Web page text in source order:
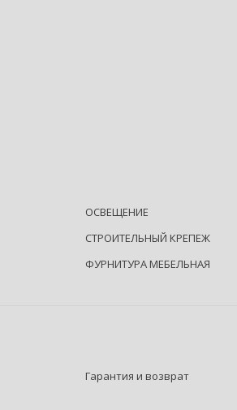
ОСВЕЩЕНИЕ
СТРОИТЕЛЬНЫЙ КРЕПЕЖ
ФУРНИТУРА МЕБЕЛЬНАЯ
Гарантия и возврат